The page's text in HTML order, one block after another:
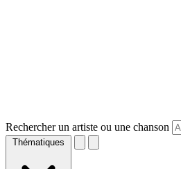
Rechercher un artiste ou une chanson
Thématiques